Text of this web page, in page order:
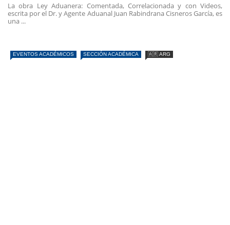
La obra Ley Aduanera: Comentada, Correlacionada y con Videos,
escrita por el Dr. y Agente Aduanal Juan Rabindrana Cisneros García, es
una ...
EVENTOS ACADÉMICOS SECCIÓN ACADÉMICA 🇦🇷 ARG